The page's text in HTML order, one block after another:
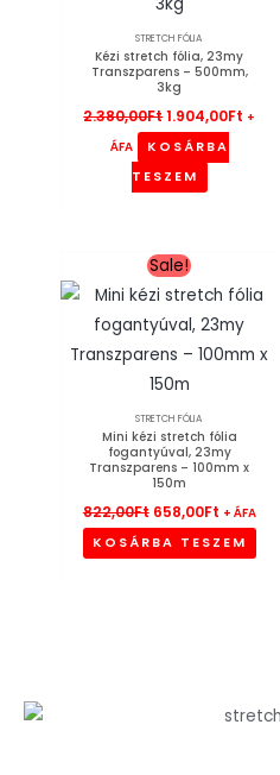
STRETCH FÓLIA
Kézi stretch fólia, 23my
Transzparens – 500mm,
3kg
2.380,00Ft1.904,00Ft +
ÁFA
KOSÁRBA
TESZEM
Sale!
STRETCH FÓLIA
Mini kézi stretch fólia
fogantyúval, 23my
Transzparens – 100mm x
150m
822,00Ft
Original
price
was:
822,00Ft.
658,00Ft
is:
658,00Ft.
+ ÁFA
KOSÁRBA TESZEM